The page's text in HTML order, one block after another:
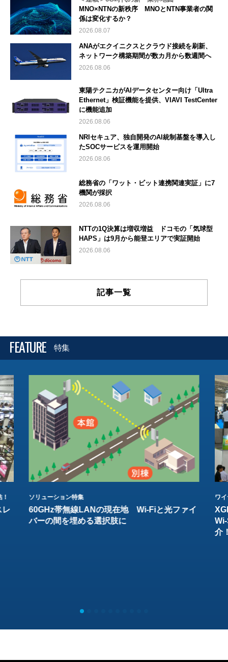
MNO×NTNの新秩序 MNOとNTN事業者の関
係は変化するか？
2026.08.07
ANAがエクイニクスとクラウド接続を刷新、
ネットワーク構築期間が数カ月から数週間へ
2026.08.06
東陽テクニカがAIデータセンター向け「Ultra
Ethernet」検証機能を提供、VIAVI TestCenter
に機能追加
2026.08.06
NRIセキュア、独自開発のAI統制基盤を導入し
たSOCサービスを運用開始
2026.08.06
総務省の「ワット・ビット連携関連実証」に7
機関が採択
2026.08.06
NTTの1Q決算は増収増益 ドコモの「気球型
HAPS」は9月から能登エリアで実証開始
2026.08.06
記事一覧
FEATURE 特集
レ
ソリューション特集
60GHz帯無線LANの現在地 Wi-Fiと光ファイ
バーの間を埋める選択肢に
ワ
介